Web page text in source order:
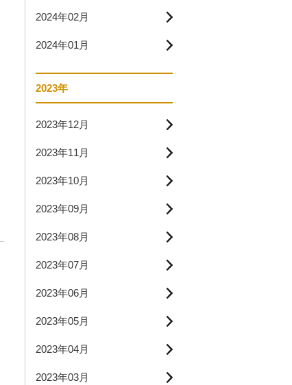
2024年02月
2024年01月
2023年
2023年12月
2023年11月
2023年10月
2023年09月
2023年08月
2023年07月
2023年06月
2023年05月
2023年04月
2023年03月